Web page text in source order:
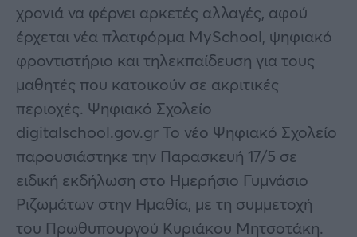
χρονιά να φέρνει αρκετές αλλαγές, αφού
έρχεται νέα πλατφόρμα MySchool, ψηφιακό
φροντιστήριο και τηλεκπαίδευση για τους
μαθητές που κατοικούν σε ακριτικές
περιοχές. Ψηφιακό Σχολείο
digitalschool.gov.gr Το νέο Ψηφιακό Σχολείο
παρουσιάστηκε την Παρασκευή 17/5 σε
ειδική εκδήλωση στο Ημερήσιο Γυμνάσιο
Ριζωμάτων στην Ημαθία, με τη συμμετοχή
του Πρωθυπουργού Κυριάκου Μητσοτάκη.